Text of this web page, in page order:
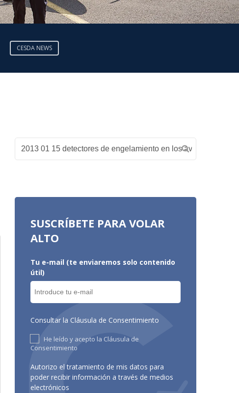
CESDA NEWS
SUSCRÍBETE PARA VOLAR
ALTO
Tu e-mail (te enviaremos solo contenido
útil)
Consultar la Cláusula de Consentimiento
He leído y acepto la Cláusula de
Consentimiento
Autorizo el tratamiento de mis datos para
poder recibir información a través de medios
electrónicos